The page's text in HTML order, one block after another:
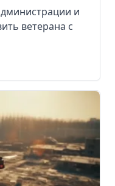
и
ветерана с